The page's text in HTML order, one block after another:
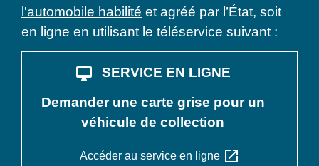
l'automobile habilité et agréé par l’État, soit
en ligne en utilisant le téléservice suivant :
desktop_mac
SERVICE EN LIGNE
Demander une carte grise pour un
véhicule de collection
Accéder au service en ligne open_in_new